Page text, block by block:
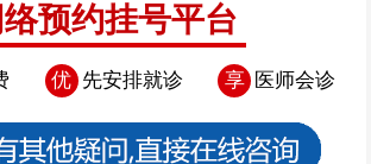
络预约挂号平台
优 先安排就诊 享 医师会诊